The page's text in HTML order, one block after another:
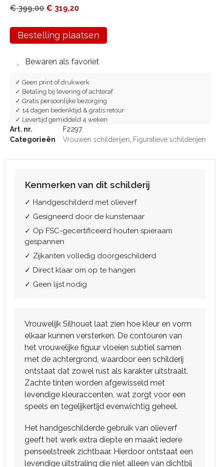
€399,00 € 319,20
Bestelling plaatsen
Bewaren als favoriet
✓ Geen print of drukwerk
✓ Betaling bij levering of achteraf
✓ Gratis persoonlijke bezorging
✓ 14 dagen bedenktijd & gratis retour
✓ Levertijd gemiddeld 4 weken
Art. nr.
F2297
Categorieën
Vrouwen schilderijen Figuratieve schilderijen
Kenmerken van dit schilderij
✓ Handgeschilderd met olieverf
✓ Gesigneerd door de kunstenaar
✓ Op FSC-gecertificeerd houten spieraam
gespannen
✓ Zijkanten volledig doorgeschilderd
✓ Direct klaar om op te hangen
✓ Geen lijst nodig
Vrouwelijk Silhouet laat zien hoe kleur en vorm
elkaar kunnen versterken. De contouren van
het vrouwelijke figuur vloeien subtiel samen
met de achtergrond, waardoor een schilderij
ontstaat dat zowel rust als karakter uitstraalt.
Zachte tinten worden afgewisseld met
levendige kleuraccenten, wat zorgt voor een
speels en tegelijkertijd evenwichtig geheel.
Het handgeschilderde gebruik van olieverf
geeft het werk extra diepte en maakt iedere
penseelstreek zichtbaar. Hierdoor ontstaat een
levendige uitstraling die niet alleen van dichtbij